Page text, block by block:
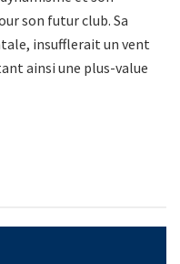
son futur club. Sa
insufflerait un vent
ainsi une plus-value